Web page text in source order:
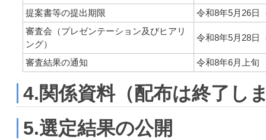
提案書等の提出期限
令和8年5月26日
審査会（プレゼンテーション及びヒアリ
ング）
令和8年5月28日
審査結果の通知 令和8年6月上旬
4.関係資料（配布は終了し
5.選定結果の公開